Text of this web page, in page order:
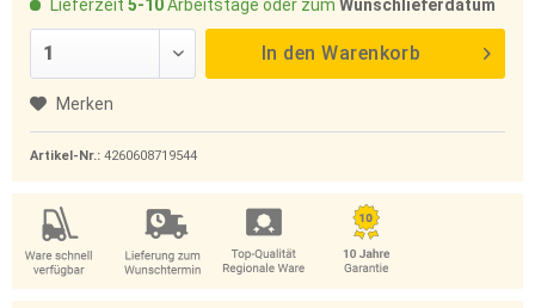
Lieferzeit 5-10Arbeitstage oder zum Wunschlieferdatum
In den Warenkorb
Merken
Artikel-Nr.: 4260608719544